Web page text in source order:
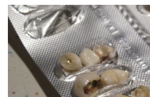
TROUBLE